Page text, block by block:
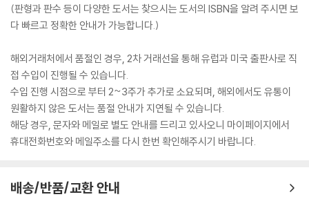
(판형과 판수 등이 다양한 도서는 찾으시는 도서의 ISBN을 알려 주시면 보
다 빠르고 정확한 안내가 가능합니다.)
해외거래처에서 품절인 경우, 2차 거래선을 통해 유럽과 미국 출판사로 직
접 수입이 진행될 수 있습니다.
수입 진행 시점으로 부터 2~3주가 추가로 소요되며, 해외에서도 유통이
원활하지 않은 도서는 품절 안내가 지연될 수 있습니다.
해당 경우, 문자와 메일로 별도 안내를 드리고 있사오니 마이페이지에서
휴대전화번호와 메일주소를 다시 한번 확인해주시기 바랍니다.
배송/반품/교환 안내